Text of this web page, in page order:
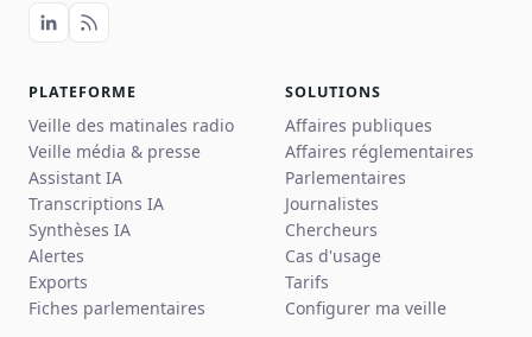
PLATEFORME
Veille des matinales radio
Veille média & presse
Assistant IA
Transcriptions IA
Synthèses IA
Alertes
Exports
Fiches parlementaires
SOLUTIONS
Affaires publiques
Affaires réglementaires
Parlementaires
Journalistes
Chercheurs
Cas d'usage
Tarifs
Configurer ma veille